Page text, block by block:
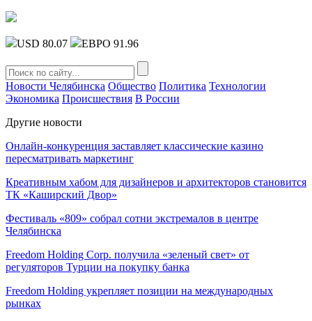
USD 80.07 ЕВРО 91.96
Новости Челябинска Общество Политика Технологии
Экономика Происшествия В России
Другие новости
Онлайн-конкуренция заставляет классические казино
пересматривать маркетинг
Креативным хабом для дизайнеров и архитекторов становится
ТК «Каширский Двор»
Фестиваль «809» собрал сотни экстремалов в центре
Челябинска
Freedom Holding Corp. получила «зеленый свет» от
регуляторов Турции на покупку банка
Freedom Holding укрепляет позиции на международных
рынках